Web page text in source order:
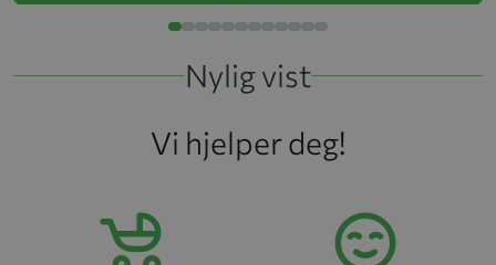
Nylig vist
Vi hjelper deg!